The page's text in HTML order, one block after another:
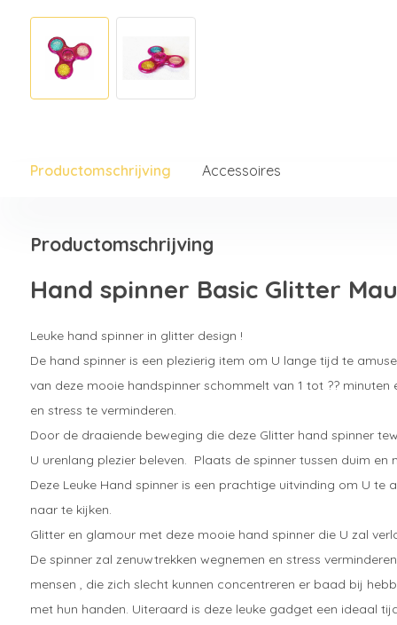
Productomschrijving Accessoires
Productomschrijving
Hand spinner Basic Glitter
Leuke hand spinner in glitter design !
De hand spinner is een plezierig item om U lange tijd te
van deze mooie handspinner schommelt van 1 tot ?? minuten
en stress te verminderen.
Door de draaiende beweging die deze Glitter hand spinner
U urenlang plezier beleven. Plaats de spinner tussen duim en
Deze Leuke Hand spinner is een prachtige uitvinding om U te
naar te kijken.
Glitter en glamour met deze mooie hand spinner die U zal
De spinner zal zenuwtrekken wegnemen en stress
mensen , die zich slecht kunnen concentreren er baad bij
met hun handen. Uiteraard is deze leuke gadget een ideaal